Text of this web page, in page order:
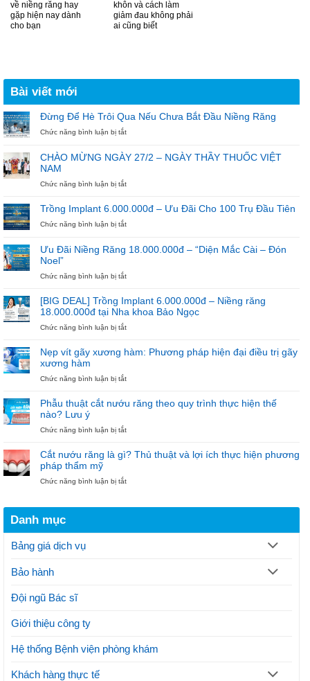
về niềng răng hay
gặp hiện nay dành
cho bạn
khôn và cách làm
giảm đau không phải
ai cũng biết
Bài viết mới
Đừng Để Hè Trôi Qua Nếu Chưa Bắt Đầu Niềng Răng
Chức năng bình luận bị tắtở
Hè
Qua
Chưa
Bắt
Đầu
Răng
CHÀO MỪNG NGÀY 27/2 – NGÀY THẦY THUỐC VIỆT
NAM
Chức năng bình luận bị tắtở
MỪNG
NGÀY
27/2
NGÀY
VIỆT
Trồng Implant 6.000.000đ – Ưu Đãi Cho 100 Trụ Đầu Tiên
Chức năng bình luận bị tắtở
6.000.000đ
Ưu
Cho
100
Trụ
Đầu
Ưu Đãi Niềng Răng 18.000.000đ – “Diện Mắc Cài – Đón
Noel”
Chức năng bình luận bị tắtở
Niềng
Răng
18.000.000đ
“Diện
–
Noel”
[BIG DEAL] Trồng Implant 6.000.000đ – Niềng răng
18.000.000đ tại Nha khoa Bảo Ngọc
Chức năng bình luận bị tắtở
DEAL]
Trồng
6.000.000đ
Niềng
tại
khoa
Nẹp vít gãy xương hàm: Phương pháp hiện đại điều trị gãy
xương hàm
Chức năng bình luận bị tắtở
gãy
hàm:
pháp
điều
Phẫu thuật cắt nướu răng theo quy trình thực hiện thế
nào? Lưu ý
Chức năng bình luận bị tắtở
thuật
cắt
răng
hiện
Cắt nướu răng là gì? Thủ thuật và lợi ích thực hiện phương
pháp thẩm mỹ
Chức năng bình luận bị tắtở
gì?
mỹ
Danh mục
Bảng giá dịch vụ
Bảo hành
Đội ngũ Bác sĩ
Giới thiệu công ty
Hệ thống Bệnh viện phòng khám
Khách hàng thực tế